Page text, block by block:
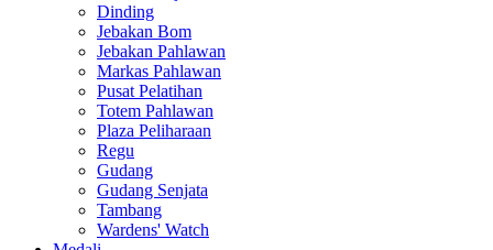
Dinding
Jebakan Bom
Jebakan Pahlawan
Markas Pahlawan
Pusat Pelatihan
Totem Pahlawan
Plaza Peliharaan
Regu
Gudang
Gudang Senjata
Tambang
Wardens' Watch